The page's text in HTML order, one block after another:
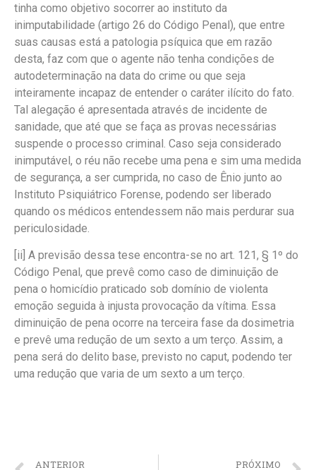
tinha como objetivo socorrer ao instituto da
inimputabilidade (artigo 26 do Código Penal), que entre
suas causas está a patologia psíquica que em razão
desta, faz com que o agente não tenha condições de
autodeterminação na data do crime ou que seja
inteiramente incapaz de entender o caráter ilícito do fato.
Tal alegação é apresentada através de incidente de
sanidade, que até que se faça as provas necessárias
suspende o processo criminal. Caso seja considerado
inimputável, o réu não recebe uma pena e sim uma medida
de segurança, a ser cumprida, no caso de Ênio junto ao
Instituto Psiquiátrico Forense, podendo ser liberado
quando os médicos entendessem não mais perdurar sua
periculosidade.
[ii] A previsão dessa tese encontra-se no art. 121, § 1º do
Código Penal, que prevê como caso de diminuição de
pena o homicídio praticado sob domínio de violenta
emoção seguida à injusta provocação da vítima. Essa
diminuição de pena ocorre na terceira fase da dosimetria
e prevê uma redução de um sexto a um terço. Assim, a
pena será do delito base, previsto no caput, podendo ter
uma redução que varia de um sexto a um terço.
ANTERIOR PRÓXIMO